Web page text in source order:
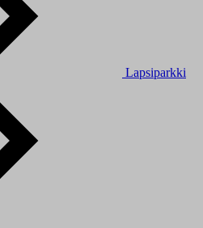
Lapsiparkki